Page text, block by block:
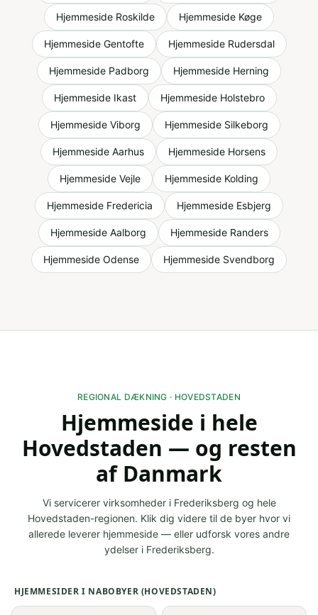
Hjemmeside Roskilde Hjemmeside Køge
Hjemmeside Gentofte Hjemmeside Rudersdal
Hjemmeside Padborg Hjemmeside Herning
Hjemmeside Ikast Hjemmeside Holstebro
Hjemmeside Viborg Hjemmeside Silkeborg
Hjemmeside Aarhus Hjemmeside Horsens
Hjemmeside Vejle Hjemmeside Kolding
Hjemmeside Fredericia Hjemmeside Esbjerg
Hjemmeside Aalborg Hjemmeside Randers
Hjemmeside Odense Hjemmeside Svendborg
REGIONAL DÆKNING · HOVEDSTADEN
Hjemmeside i hele
Hovedstaden — og resten
af Danmark
Vi servicerer virksomheder i Frederiksberg og hele
Hovedstaden-regionen. Klik dig videre til de byer hvor vi
allerede leverer hjemmeside — eller udforsk vores andre
ydelser i Frederiksberg.
HJEMMESIDER I NABOBYER (HOVEDSTADEN)